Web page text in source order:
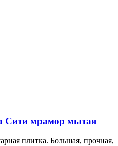
Сити мрамор мытая
плитка. Большая, прочная,